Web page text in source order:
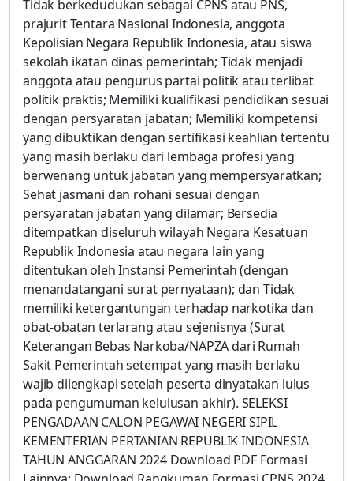
Tidak berkedudukan sebagai CPNS atau PNS,
prajurit Tentara Nasional Indonesia, anggota
Kepolisian Negara Republik Indonesia, atau siswa
sekolah ikatan dinas pemerintah; Tidak menjadi
anggota atau pengurus partai politik atau terlibat
politik praktis; Memiliki kualifikasi pendidikan sesuai
dengan persyaratan jabatan; Memiliki kompetensi
yang dibuktikan dengan sertifikasi keahlian tertentu
yang masih berlaku dari lembaga profesi yang
berwenang untuk jabatan yang mempersyaratkan;
Sehat jasmani dan rohani sesuai dengan
persyaratan jabatan yang dilamar; Bersedia
ditempatkan diseluruh wilayah Negara Kesatuan
Republik Indonesia atau negara lain yang
ditentukan oleh Instansi Pemerintah (dengan
menandatangani surat pernyataan); dan Tidak
memiliki ketergantungan terhadap narkotika dan
obat-obatan terlarang atau sejenisnya (Surat
Keterangan Bebas Narkoba/NAPZA dari Rumah
Sakit Pemerintah setempat yang masih berlaku
wajib dilengkapi setelah peserta dinyatakan lulus
pada pengumuman kelulusan akhir). SELEKSI
PENGADAAN CALON PEGAWAI NEGERI SIPIL
KEMENTERIAN PERTANIAN REPUBLIK INDONESIA
TAHUN ANGGARAN 2024 Download PDF Formasi